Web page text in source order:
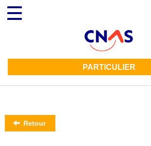
contenu
principal
Toggle
navigation
PARTICULIER
Retour